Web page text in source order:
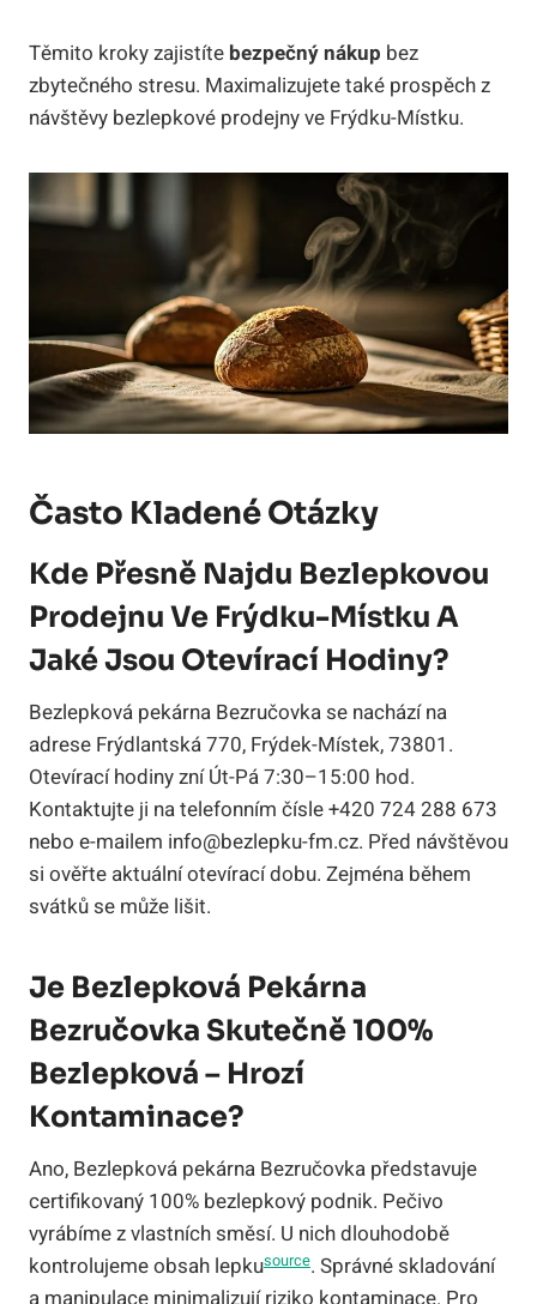
Těmito kroky zajistíte bezpečný nákup bez
zbytečného stresu. Maximalizujete také prospěch z
návštěvy bezlepkové prodejny ve Frýdku-Místku.
Často Kladené Otázky
Kde Přesně Najdu Bezlepkovou
Prodejnu Ve Frýdku-Místku A
Jaké Jsou Otevírací Hodiny?
Bezlepková pekárna Bezručovka se nachází na
adrese Frýdlantská 770, Frýdek-Místek, 73801.
Otevírací hodiny zní Út-Pá 7:30–15:00 hod.
Kontaktujte ji na telefonním čísle +420 724 288 673
nebo e-mailem info@bezlepku-fm.cz. Před návštěvou
si ověřte aktuální otevírací dobu. Zejména během
svátků se může lišit.
Je Bezlepková Pekárna
Bezručovka Skutečně 100%
Bezlepková – Hrozí
Kontaminace?
Ano, Bezlepková pekárna Bezručovka představuje
certifikovaný 100% bezlepkový podnik. Pečivo
vyrábíme z vlastních směsí. U nich dlouhodobě
kontrolujeme obsah lepkusource. Správné skladování